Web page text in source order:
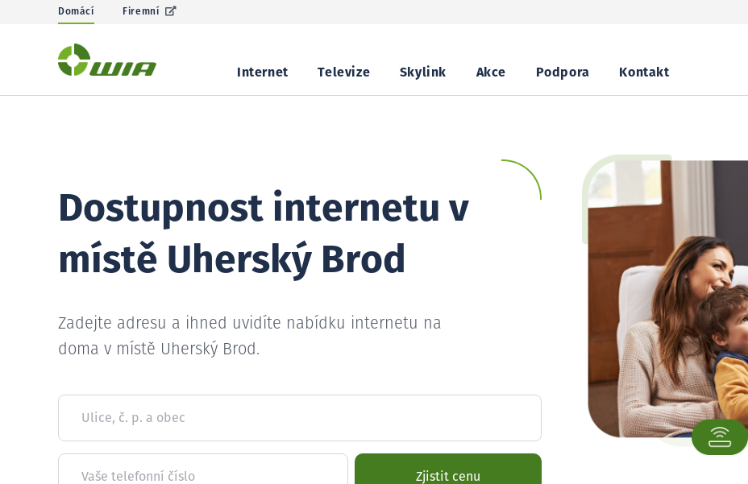
Domácí Firemní
Internet Televize Skylink Akce Podpora Kontakt
Dostupnost internetu v
místě Uherský Brod
Zadejte adresu a ihned uvidíte nabídku internetu na
doma v místě Uherský Brod.
Ulice, č. p. a obec
Vaše telefonní číslo Zjistit cenu